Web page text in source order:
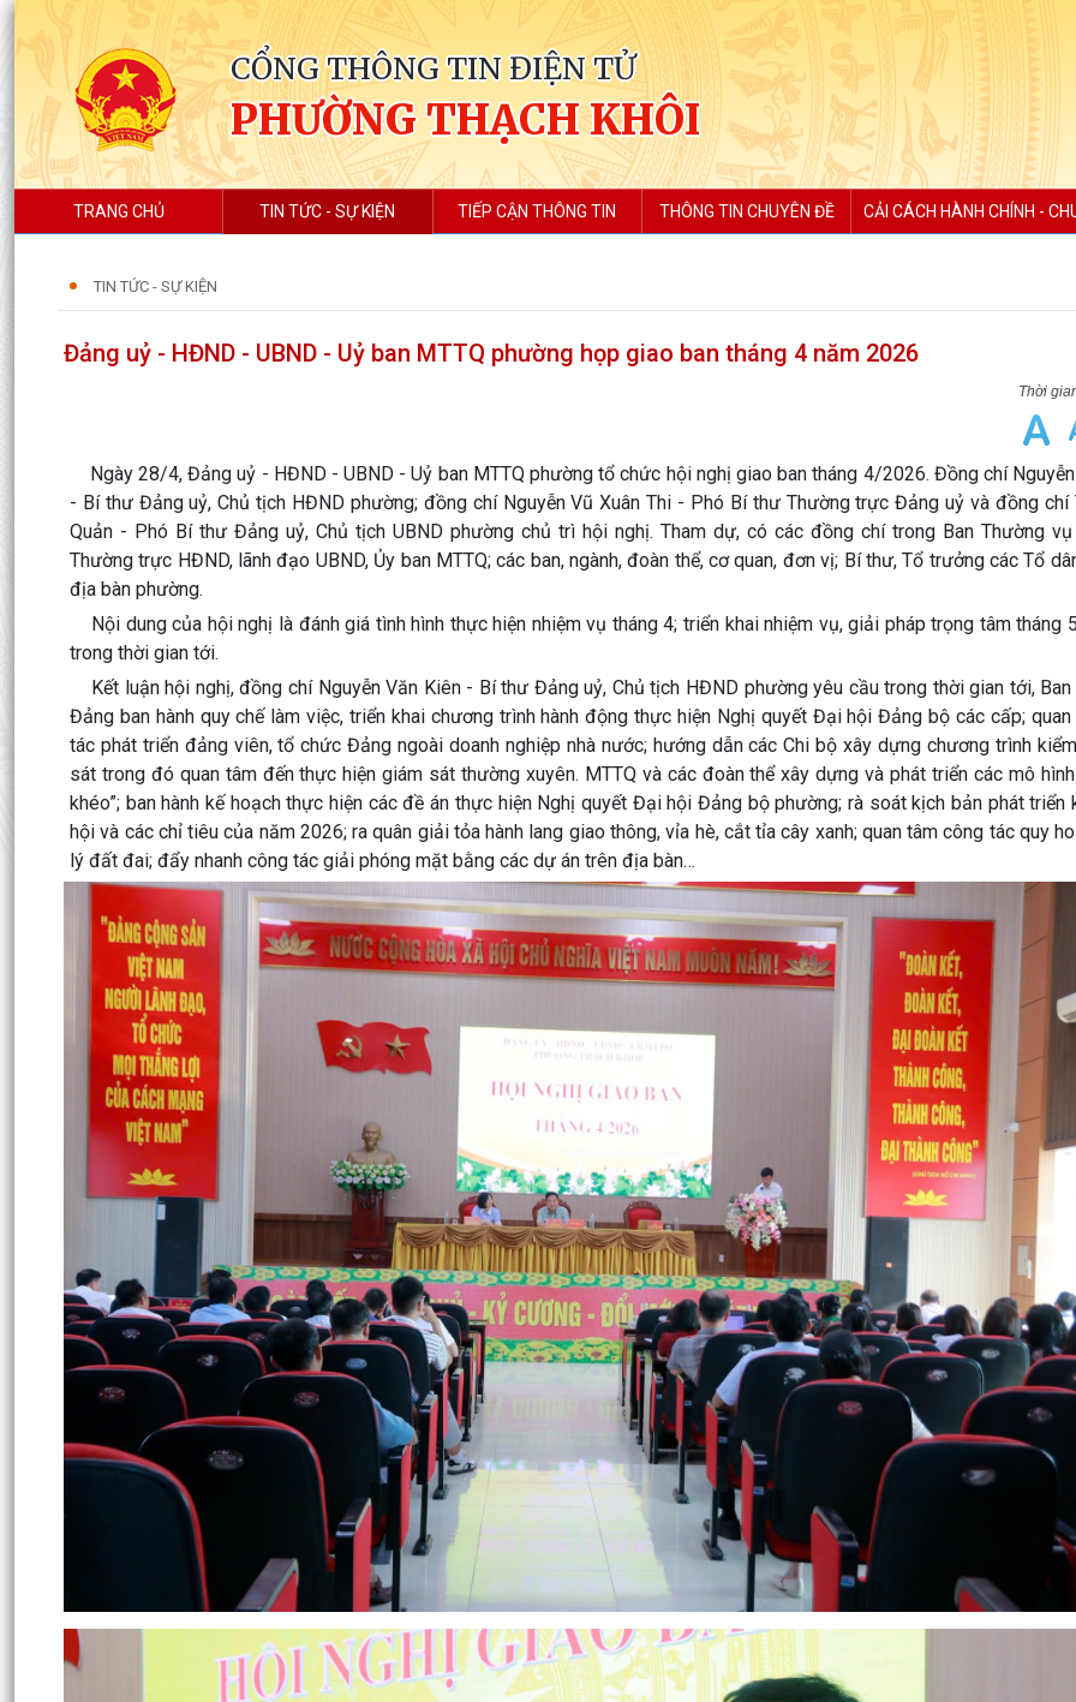
CỔNG THÔNG TIN ĐIỆN TỬ
PHƯỜNG THẠCH KHÔI
TRANG CHỦ TIN TỨC - SỰ KIỆN TIẾP CẬN THÔNG TIN THÔNG TIN CHUYÊN ĐỀ CẢI CÁCH HÀNH CHÍNH -
TIN TỨC - SỰ KIỆN
Đảng uỷ - HĐND - UBND - Uỷ ban MTTQ phường họp giao ban tháng 4 năm 2026
Ngày 28/4, Đảng uỷ - HĐND - UBND - Uỷ ban MTTQ phường tổ chức hội nghị giao ban tháng 4/2026. Đồng chí
- Bí thư Đảng uỷ, Chủ tịch HĐND phường; đồng chí Nguyễn Vũ Xuân Thi - Phó Bí thư Thường trực Đảng uỷ và đồng chí
Quản - Phó Bí thư Đảng uỷ, Chủ tịch UBND phường chủ trì hội nghị. Tham dự, có các đồng chí trong Ban Thường
Thường trực HĐND, lãnh đạo UBND, Ủy ban MTTQ; các ban, ngành, đoàn thể, cơ quan, đơn vị; Bí thư, Tổ trưởng các Tổ
địa bàn phường.
Nội dung của hội nghị là đánh giá tình hình thực hiện nhiệm vụ tháng 4; triển khai nhiệm vụ, giải pháp trọng tâm tháng
trong thời gian tới.
Kết luận hội nghị, đồng chí Nguyễn Văn Kiên - Bí thư Đảng uỷ, Chủ tịch HĐND phường yêu cầu trong thời gian tới,
Đảng ban hành quy chế làm việc, triển khai chương trình hành động thực hiện Nghị quyết Đại hội Đảng bộ các cấp;
tác phát triển đảng viên, tổ chức Đảng ngoài doanh nghiệp nhà nước; hướng dẫn các Chi bộ xây dựng chương trình
sát trong đó quan tâm đến thực hiện giám sát thường xuyên. MTTQ và các đoàn thể xây dựng và phát triển các mô hình
khéo”; ban hành kế hoạch thực hiện các đề án thực hiện Nghị quyết Đại hội Đảng bộ phường; rà soát kịch bản phát triển
hội và các chỉ tiêu của năm 2026; ra quân giải tỏa hành lang giao thông, vỉa hè, cắt tỉa cây xanh; quan tâm công tác quy
lý đất đai; đẩy nhanh công tác giải phóng mặt bằng các dự án trên địa bàn…